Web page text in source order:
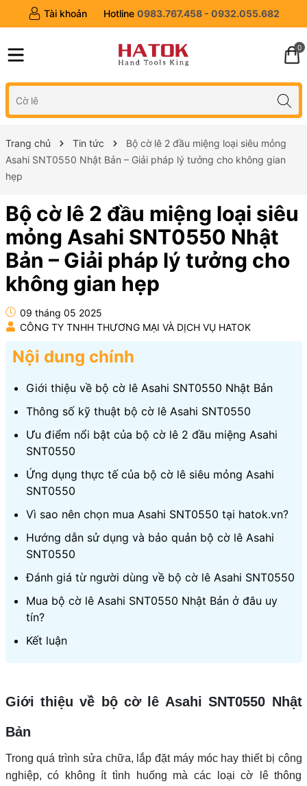
Tài khoản Hotline 0983.767.458 - 0932.055.682
0
Trang chủ Tin tức
Bộ cờ lê 2 đầu miệng loại siêu mỏng
Asahi SNT0550 Nhật Bản – Giải pháp lý tưởng cho không gian
hẹp
Bộ cờ lê 2 đầu miệng loại siêu
mỏng Asahi SNT0550 Nhật
Bản – Giải pháp lý tưởng cho
không gian hẹp
09 tháng 05 2025
CÔNG TY TNHH THƯƠNG MẠI VÀ DỊCH VỤ HATOK
Nội dung chính
Giới thiệu về bộ cờ lê Asahi SNT0550 Nhật Bản
Thông số kỹ thuật bộ cờ lê Asahi SNT0550
Ưu điểm nổi bật của bộ cờ lê 2 đầu miệng Asahi
SNT0550
Ứng dụng thực tế của bộ cờ lê siêu mỏng Asahi
SNT0550
Vì sao nên chọn mua Asahi SNT0550 tại hatok.vn?
Hướng dẫn sử dụng và bảo quản bộ cờ lê Asahi
SNT0550
Đánh giá từ người dùng về bộ cờ lê Asahi SNT0550
Mua bộ cờ lê Asahi SNT0550 Nhật Bản ở đâu uy
tín?
Kết luận
Giới thiệu về bộ cờ lê Asahi SNT0550 Nhật
Bản
Trong quá trình sửa chữa, lắp đặt máy móc hay thiết bị công
nghiệp, có không ít tình huống mà các loại cờ lê thông